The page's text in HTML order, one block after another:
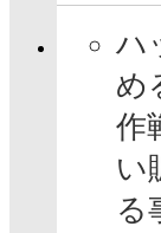
ハ
め
作
い
る